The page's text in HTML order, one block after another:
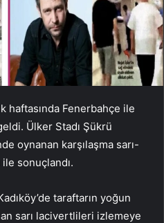
haftasında Fenerbahçe ile
Ülker Stadı Şükrü
oynanan karşılaşma sarı-
sonuçlandı.
taraftarın yoğun
sarı lacivertlileri izlemeye